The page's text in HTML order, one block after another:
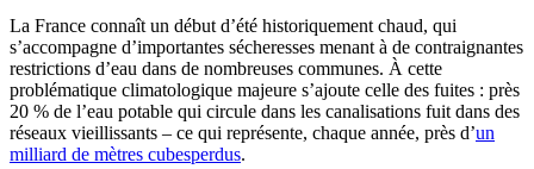
La France connaît un début d’été historiquement chaud, qui
s’accompagne d’importantes sécheresses menant à de contraignantes
restrictions d’eau dans de nombreuses communes. À cette
problématique climatologique majeure s’ajoute celle des fuites : près
20 % de l’eau potable qui circule dans les canalisations fuit dans des
réseaux vieillissants – ce qui représente, chaque année, près d’un
milliard de mètres cubesperdus.